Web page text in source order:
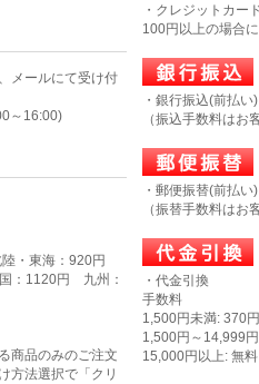
メールにて受け付
～16:00)
・東海：920円
：1120円 九州：
商品のみのご注文
方法選択で「クリ
・クレジットカ
100円以上の場合
・銀行振込(前払い)
（振込手数料はお
・郵便振替(前払い)
（振替手数料はお
・代金引換
手数料
1,500円未満: 370円
1,500円～14,999
15,000円以上: 無料